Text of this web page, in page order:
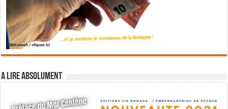
A lire absolument